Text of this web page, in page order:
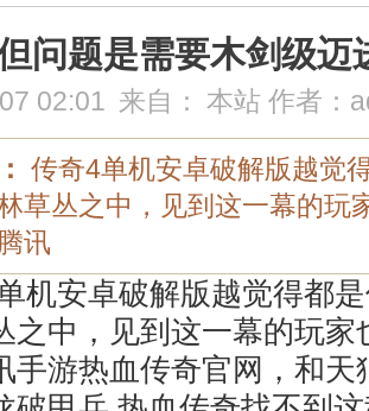
问题是需要木剑级迈
02:01 来自： 本站 作者：
传奇4单机安卓破解版越觉
草丛之中，见到这一幕的玩
讯
机安卓破解版越觉得都
之中，见到这一幕的玩家
手游热血传奇官网，和天